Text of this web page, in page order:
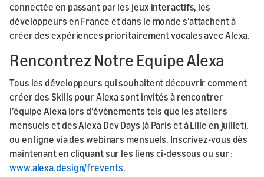
connectée en passant par les jeux interactifs, les
développeurs en France et dans le monde s’attachent à
créer des expériences prioritairement vocales avec Alexa.
Rencontrez Notre Equipe Alexa
Tous les développeurs qui souhaitent découvrir comment
créer des Skills pour Alexa sont invités à rencontrer
l’équipe Alexa lors d’évènements tels que les ateliers
mensuels et des Alexa Dev Days (à Paris et à Lille en juillet),
ou en ligne via des webinars mensuels. Inscrivez-vous dès
maintenant en cliquant sur les liens ci-dessous ou sur :
www.alexa.design/frevents.